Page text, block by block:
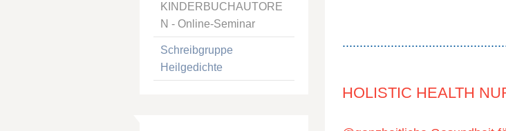
HOLISTIC HEALTH
KINDERBUCHAUTORE
N - Online-Seminar
Schreibgruppe
Heilgedichte